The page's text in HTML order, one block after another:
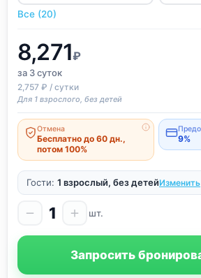
Все (20)
8,271₽
за 3суток
2,757 ₽ / сутки
Для 1 взрослого, без детей
Отмена
Бесплатно до 60 дн.,
потом 100%
9%
Гости: 1 взрослый, без детейИзменить
1 шт.
Запросить